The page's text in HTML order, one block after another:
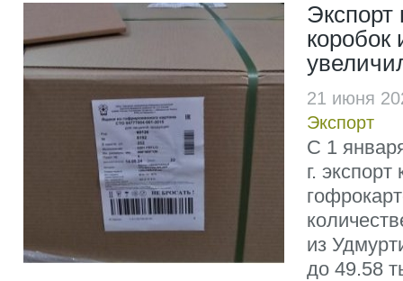
коробок
21 июня
Экспорт
С 1
г. экспорт
из
до 49.58